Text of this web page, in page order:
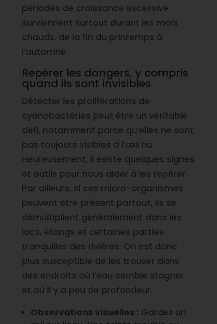
périodes de croissance excessive
surviennent surtout durant les mois
chauds, de la fin du printemps à
l’automne.
Repérer les dangers, y compris
quand ils sont invisibles
Détecter les proliférations de
cyanobactéries peut être un véritable
défi, notamment parce qu’elles ne sont
pas toujours visibles à l’œil nu.
Heureusement, il existe quelques signes
et outils pour nous aider à les repérer.
Par ailleurs, si ces micro-organismes
peuvent être présent partout, ils se
démultiplient généralement dans les
lacs, étangs et certaines parties
tranquilles des rivières. On est donc
plus susceptible de les trouver dans
des endroits où l’eau semble stagner
et où il y a peu de profondeur.
Observations visuelles : Gardez un